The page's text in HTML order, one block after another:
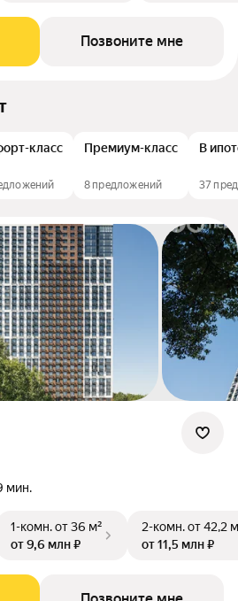
Позвоните мне
класс Премиум-класс
8 предложений
В
37
мин.
1-комн.от 36 м²
от 9,6 млн ₽
2-комн.от 42,2
от 11,5 млн ₽